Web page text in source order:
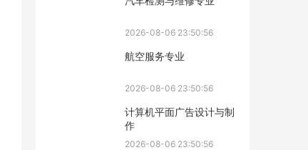
2026-08-06 23:50:56
航空服务专业
2026-08-06 23:50:56
计算机平面广告设计与制
作
2026-08-06 23:50:56